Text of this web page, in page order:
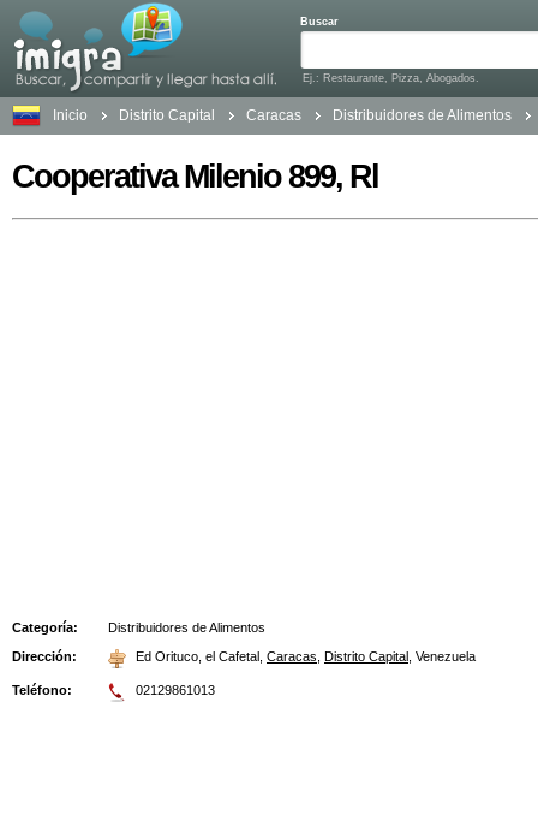
Buscar
Ej.: Restaurante, Pizza, Abogados.
Inicio Distrito Capital Caracas Distribuidores de Alimentos
Cooperativa Milenio 899, Rl
Categoría:
Distribuidores de Alimentos
Dirección:
Ed Orituco, el Cafetal Caracas Distrito Capital Venezuela
Teléfono: 02129861013